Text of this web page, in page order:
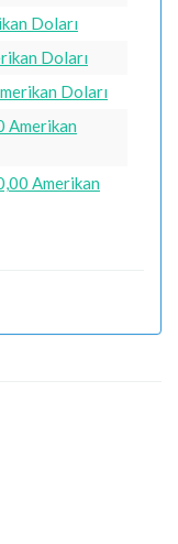
Doları
Doları
Doları
Amerikan
Amerikan